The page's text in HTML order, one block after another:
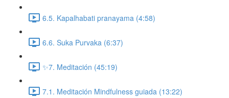
6.5. Kapalhabati pranayama (4:58)
6.6. Suka Purvaka (6:37)
✨7. Meditación (45:19)
7.1. Meditación Mindfulness guiada (13:22)